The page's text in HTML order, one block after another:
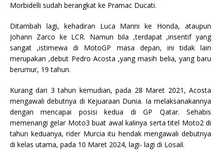
Morbidelli sudah berangkat ke Pramac Ducati.
Ditambah lagi, kehadiran Luca Marini ke Honda, ataupun
Johann Zarco ke LCR. Namun bila ,terdapat ,insentif yang
sangat ,istimewa di MotoGP masa depan, ini tidak lain
merupakan ,debut Pedro Acosta ,yang masih belia, yang baru
berumur, 19 tahun.
Kurang dari 3 tahun kemudian, pada 28 Maret 2021, Acosta
mengawali debutnya di Kejuaraan Dunia. Ia melaksanakannya
dengan mencapai posisi kedua di GP Qatar. Sehabis
memenangi gelar Moto3 buat awal kalinya serta titel Moto2 di
tahun keduanya, rider Murcia itu hendak mengawali debutnya
di kelas utama, pada 10 Maret 2024, lagi- lagi di Losail.